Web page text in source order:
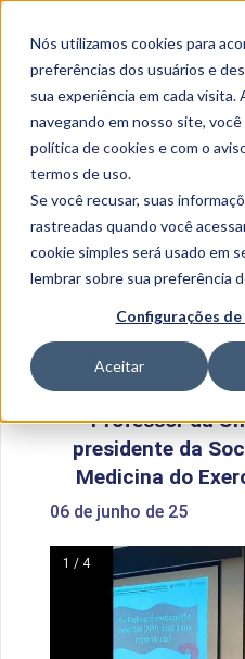
Nós utilizamos cookies para
preferências dos usuários e
sua experiência em cada visita.
navegando em nosso site,
política de cookies e com o
termos de uso.
Se você recusar, suas
rastreadas quando você
cookie simples será usado em
lembrar sobre sua preferência
Configurações
Aceitar
Professor da Uniube é
Sociedade Mineira de
Professor da
presidente da
Medicina do
06 de junho de 25
1 / 4